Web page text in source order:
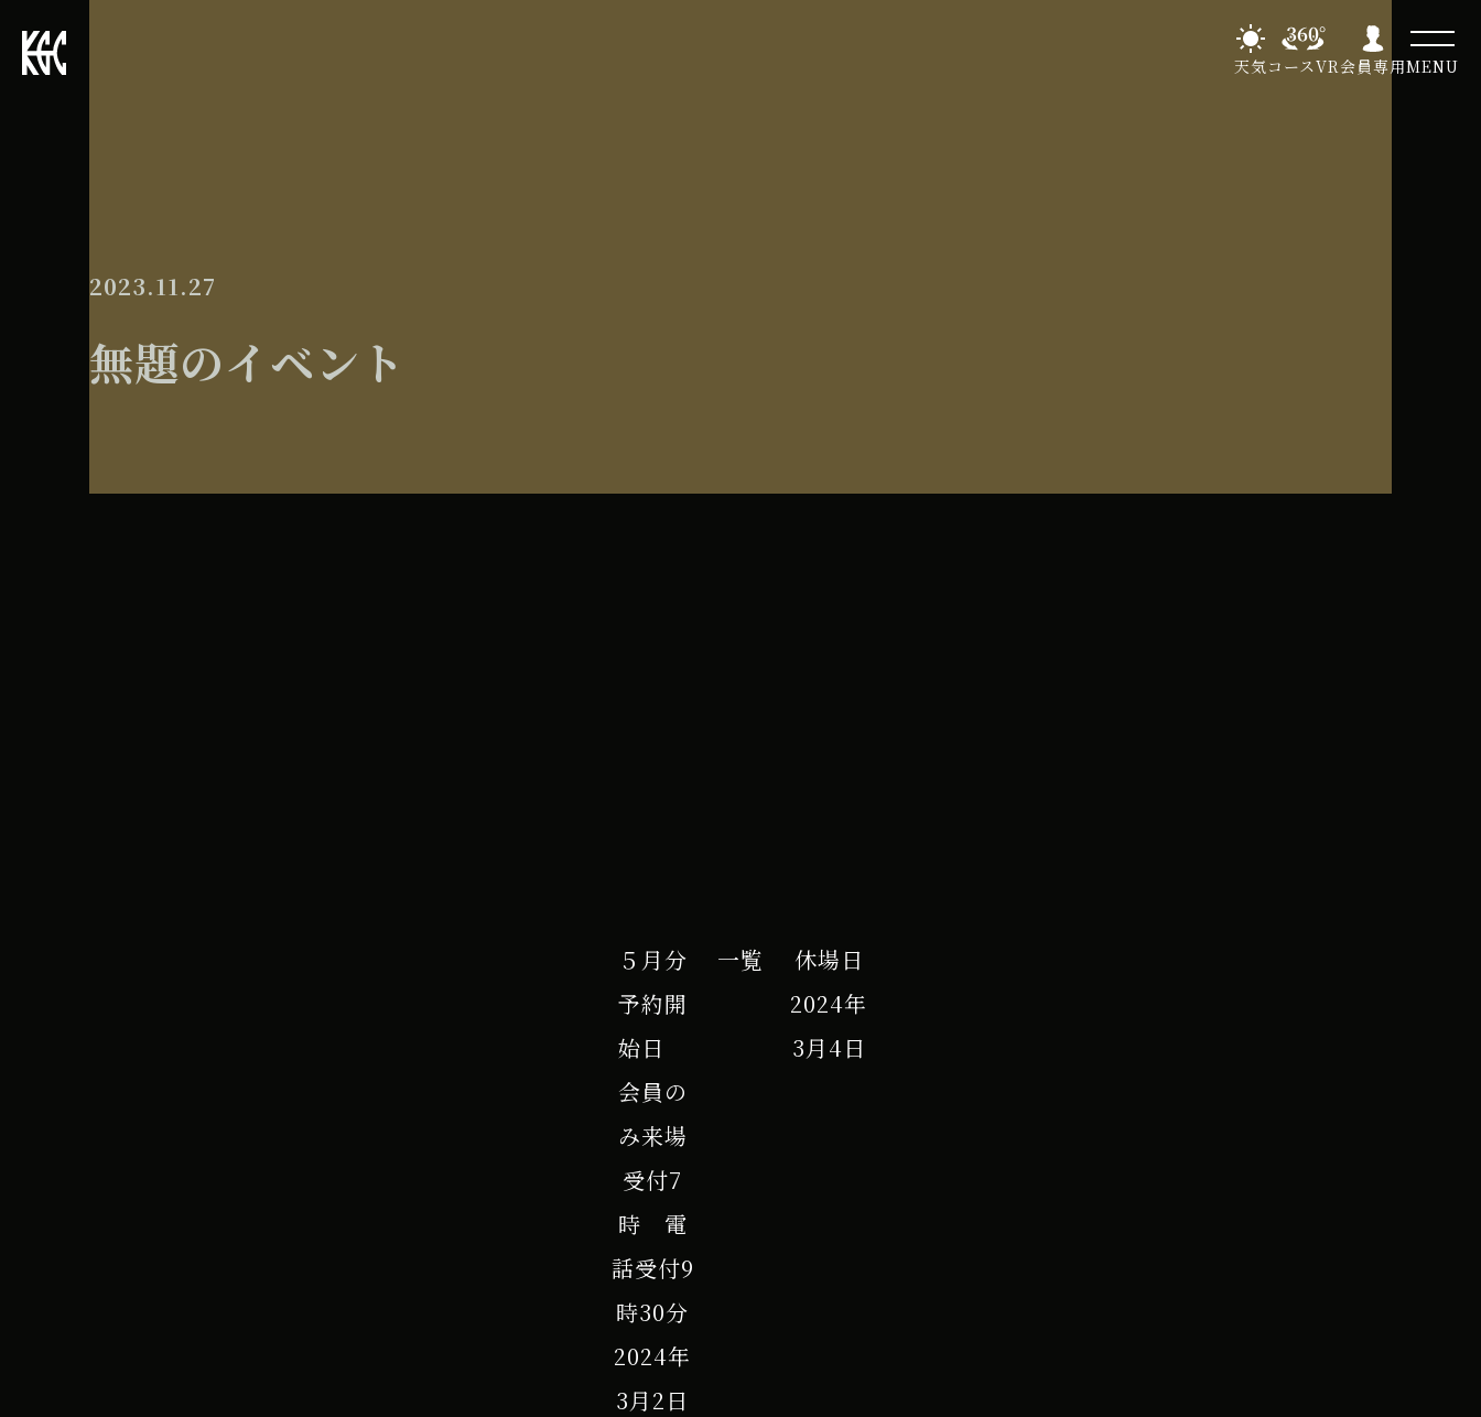
天気コースVR会員専用MENU
2023.11.27
無題のイベント
５月分
予約開
始日
会員の
み来場
受付7
時 電
話受付9
時30分
2024年
3月2日
一覧
休場日
2024年
3月4日